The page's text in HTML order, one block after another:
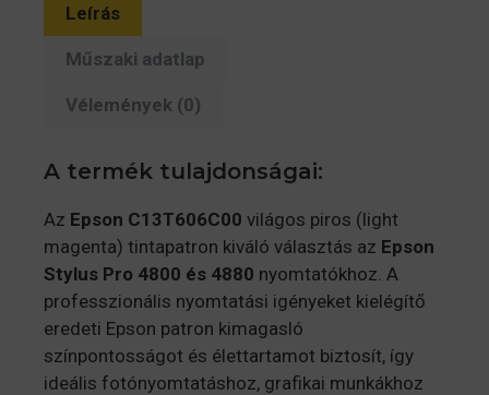
Leírás
Műszaki adatlap
Vélemények (0)
A termék tulajdonságai:
Az Epson C13T606C00 világos piros (light
magenta) tintapatron kiváló választás az Epson
Stylus Pro 4800 és 4880 nyomtatókhoz. A
professzionális nyomtatási igényeket kielégítő
eredeti Epson patron kimagasló
színpontosságot és élettartamot biztosít, így
ideális fotónyomtatáshoz, grafikai munkákhoz